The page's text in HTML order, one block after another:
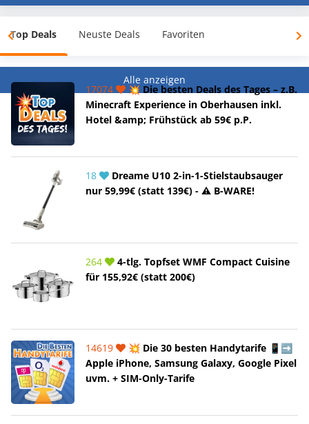
Top Deals Neuste Deals Favoriten
Alle anzeigen
17074
💥 Die besten Deals des Tages – z.B.
Minecraft Experience in Oberhausen inkl.
Hotel &amp; Frühstück ab 59€ p.P.
18
Dreame U10 2-in-1-Stielstaubsauger
nur 59,99€ (statt 139€) - ⚠️ B-WARE!
264
4-tlg. Topfset WMF Compact Cuisine
für 155,92€ (statt 200€)
14619
💥 Die 30 besten Handytarife 📱➡️
Apple iPhone, Samsung Galaxy, Google Pixel
uvm. + SIM-Only-Tarife